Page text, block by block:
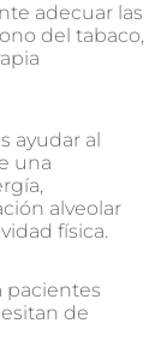
adecuar las
del tabaco,
ayudar al
una
alveolar
física.
pacientes
de